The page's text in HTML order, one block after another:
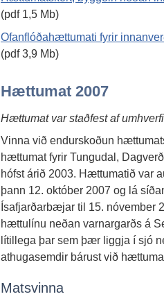
(pdf 1,5 Mb)
Ofanflóðahættumati fyrir
(pdf 3,9 Mb)
Hættumat 2007
Hættumat var staðfest af
Vinna við endurskoðun
hættumat fyrir Tungudal,
hófst árið 2003. Hættumatið var
þann 12. október 2007 og lá
Ísafjarðarbæjar til 15. nóvember
hættulínu neðan varnargarðs á
lítillega þar sem þær liggja í sjó
athugasemdir bárust við
Matsvinna